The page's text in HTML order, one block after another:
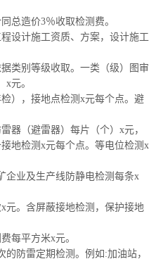
总造价3％收取检测费。
设计施工资质、方案，设计施工
类别等级收取。一类（级）图审
元。
），接地点检测x元每个点。避
器（避雷器）每片（个）x元，
地检测x元每个点。等电位检测x
企业及生产线防静电检测每条x
元。含屏蔽接地检测，保护接地
每平方米x元。
防雷定期检测。例如:加油站，